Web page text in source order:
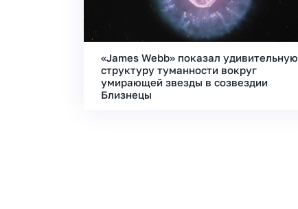
«James Webb» показал удивительную
структуру туманности вокруг
умирающей звезды в созвездии
Близнецы